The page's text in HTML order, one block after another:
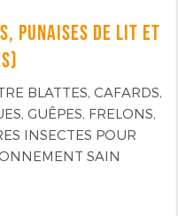
PUNAISES DE LIT ET
BLATTES, CAFARDS,
GUÊPES, FRELONS,
INSECTES POUR
SAIN